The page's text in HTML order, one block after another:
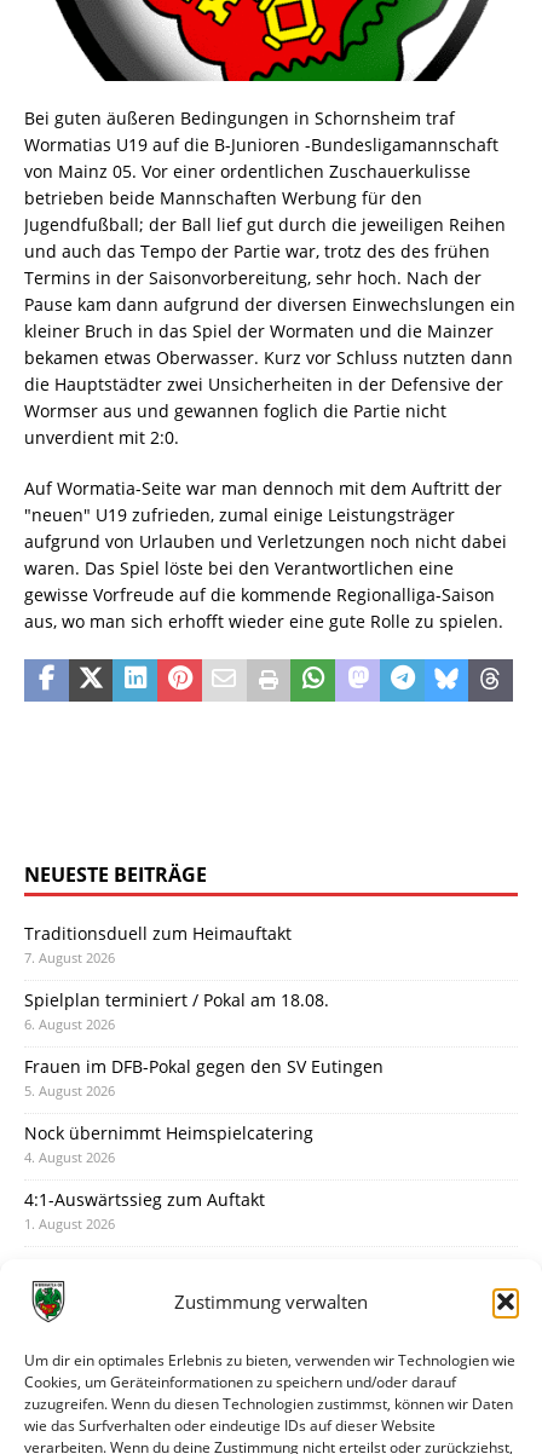
Zustimmung verwalten
Um dir ein optimales Erlebnis zu bieten, verwenden wir Technologien wie
Cookies, um Geräteinformationen zu speichern und/oder darauf
zuzugreifen. Wenn du diesen Technologien zustimmst, können wir Daten
wie das Surfverhalten oder eindeutige IDs auf dieser Website
verarbeiten. Wenn du deine Zustimmung nicht erteilst oder zurückziehst,
Bei guten äußeren Bedingungen in Schornsheim traf
Wormatias U19 auf die B-Junioren -Bundesligamannschaft
von Mainz 05. Vor einer ordentlichen Zuschauerkulisse
betrieben beide Mannschaften Werbung für den
Jugendfußball; der Ball lief gut durch die jeweiligen Reihen
und auch das Tempo der Partie war, trotz des des frühen
Termins in der Saisonvorbereitung, sehr hoch. Nach der
Pause kam dann aufgrund der diversen Einwechslungen ein
kleiner Bruch in das Spiel der Wormaten und die Mainzer
bekamen etwas Oberwasser. Kurz vor Schluss nutzten dann
die Hauptstädter zwei Unsicherheiten in der Defensive der
Wormser aus und gewannen foglich die Partie nicht
unverdient mit 2:0.
Auf Wormatia-Seite war man dennoch mit dem Auftritt der
"neuen" U19 zufrieden, zumal einige Leistungsträger
aufgrund von Urlauben und Verletzungen noch nicht dabei
waren. Das Spiel löste bei den Verantwortlichen eine
gewisse Vorfreude auf die kommende Regionalliga-Saison
aus, wo man sich erhofft wieder eine gute Rolle zu spielen.
NEUESTE BEITRÄGE
Traditionsduell zum Heimauftakt
7. August 2026
Spielplan terminiert / Pokal am 18.08.
6. August 2026
Frauen im DFB-Pokal gegen den SV Eutingen
5. August 2026
Nock übernimmt Heimspielcatering
4. August 2026
4:1-Auswärtssieg zum Auftakt
1. August 2026
31. Juli 2026
30. Juli 2026
Deine Spielminute: 89+1
28. Juli 2026